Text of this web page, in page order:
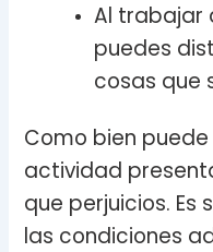
Al trabajar
puedes
cosas que
Como bien
actividad
que perjuicios. Es
las condiciones